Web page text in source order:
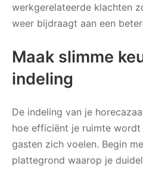
werkgerelateerde klachten
weer bijdraagt aan een
Maak slimme
indeling
De indeling van je
hoe efficiënt je ruimte
gasten zich voelen. Begin
plattegrond waarop je